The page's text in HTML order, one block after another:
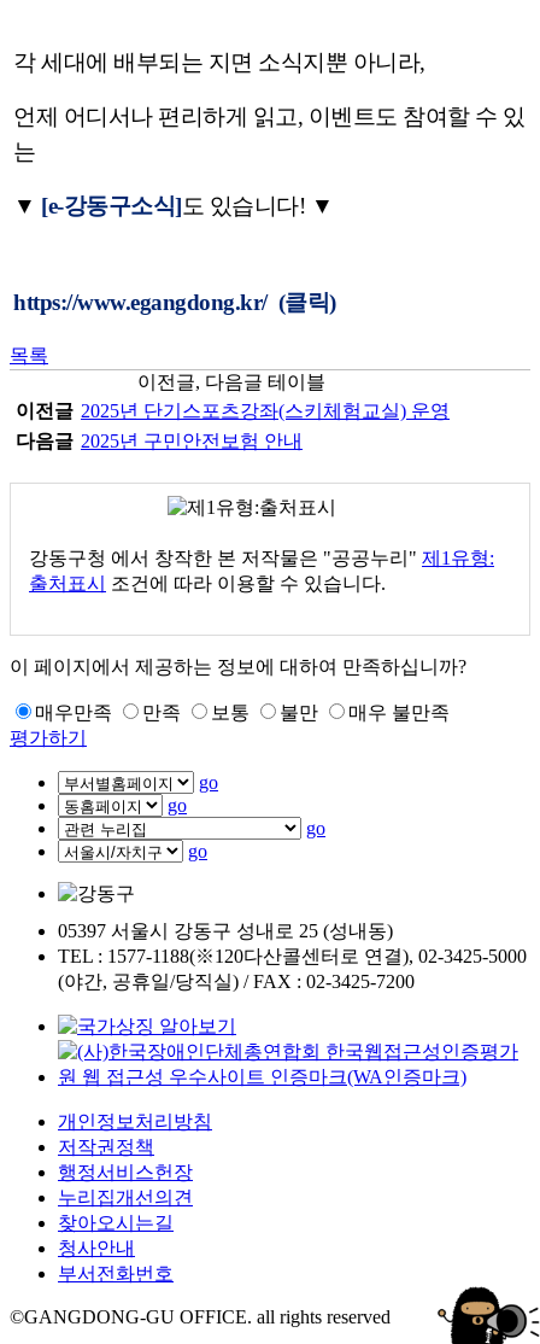
각 세대에 배부되는 지면 소식지뿐 아니라,
언제 어디서나 편리하게 읽고, 이벤트도 참여할 수 있
는
▼ [e-강동구소식]도 있습니다! ▼
https://www.egangdong.kr/(클릭)
목록
이전글, 다음글 테이블
이전글 2025년 단기스포츠강좌(스키체험교실) 운영
다음글 2025년 구민안전보험 안내
강동구청 에서 창작한 본 저작물은 "공공누리" 제1유형:
출처표시
조건에 따라 이용할 수 있습니다.
이 페이지에서 제공하는 정보에 대하여 만족하십니까?
매우만족 만족 보통 불만
매우 불만족
평가하기
go
go
go
go
05397 서울시 강동구 성내로 25 (성내동)
TEL : 1577-1188(※120다산콜센터로 연결), 02-3425-5000
(야간, 공휴일/당직실) / FAX : 02-3425-7200
개인정보처리방침
저작권정책
행정서비스헌장
누리집개선의견
찾아오시는길
청사안내
부서전화번호
©GANGDONG-GU OFFICE. all rights reserved